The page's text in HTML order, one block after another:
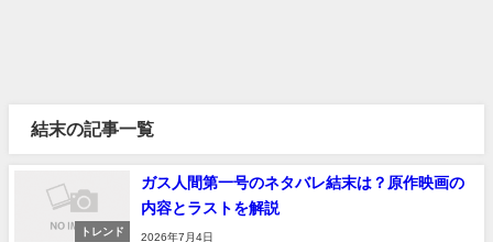
結末の記事一覧
トレンド
ガス人間第一号のネタバレ結末は？原作映画の
内容とラストを解説
2026年7月4日